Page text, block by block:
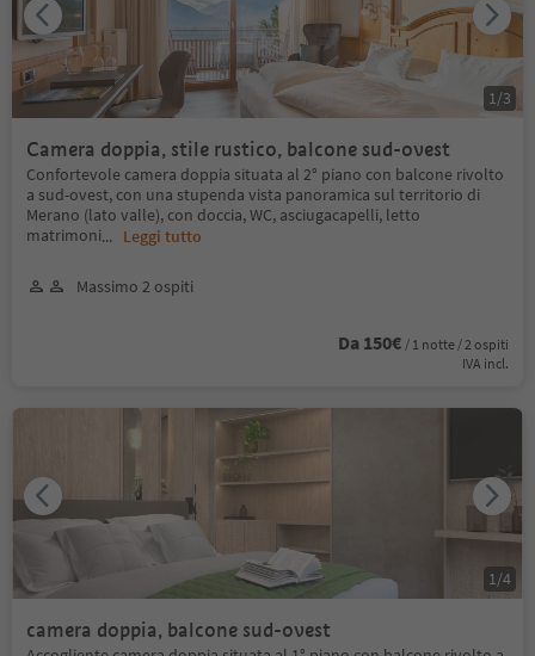
Camera doppia, stile rustico, balcone sud-ovest
Confortevole camera doppia situata al 2° piano con balcone rivolto
a sud-ovest, con una stupenda vista panoramica sul territorio di
Merano (lato valle), con doccia, WC, asciugacapelli, letto
matrimoni... Leggi tutto
Massimo 2 ospiti
Da 150€ / 1 notte / 2 ospiti
IVA incl.
1 /3
camera doppia, balcone sud-ovest
1 /4